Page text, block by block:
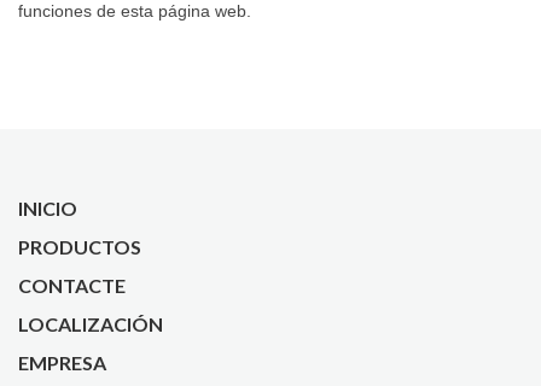
funciones de esta página web.
INICIO
PRODUCTOS
CONTACTE
LOCALIZACIÓN
EMPRESA